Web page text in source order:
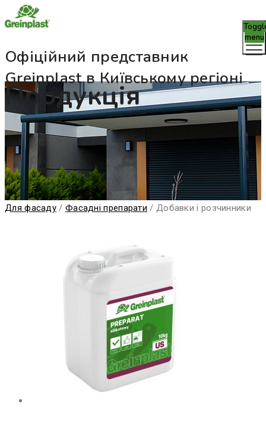
Офіційний представник
Greinplast в Київському регіоні
menu
Продукція
Для фасаду / Фасадні препарати / Добавки і розчинники